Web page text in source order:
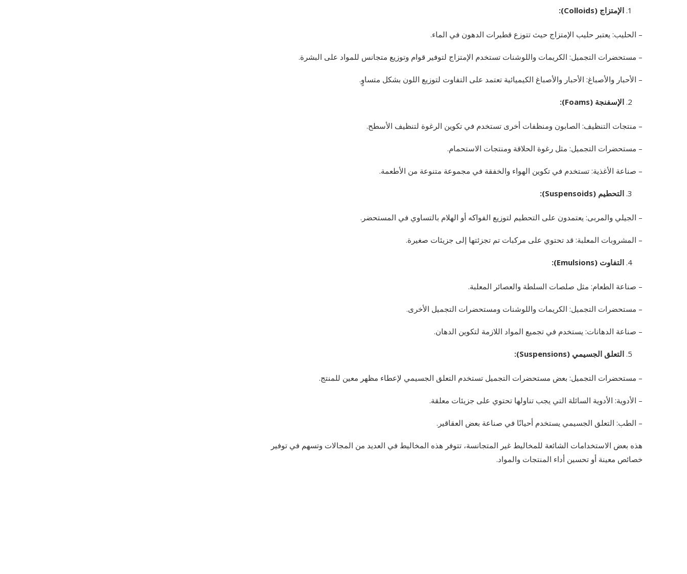
الإمتزاج (Colloids):
– الحليب: يعتبر حليب الإمتزاج حيث تتوزع قطيرات الدهون في الماء.
– مستحضرات التجميل: الكريمات واللوشنات تستخدم الإمتزاج لتوفير قوام وتوزيع متجانس للمواد على البشرة.
– الأحبار والأصباغ: الأحبار والأصباغ الكيميائية تعتمد على التفاوت لتوزيع اللون بشكل متساوٍ.
الإسفنجة (Foams):
– منتجات التنظيف: الصابون ومنظفات أخرى تستخدم في تكوين الرغوة لتنظيف الأسطح.
– مستحضرات التجميل: مثل رغوة الحلاقة ومنتجات الاستحمام.
– صناعة الأغذية: تستخدم في تكوين الهواء والخفقة في مجموعة متنوعة من الأطعمة.
التحطيم (Suspensoids):
– الجيلي والمربى: يعتمدون على التحطيم لتوزيع الفواكه أو الهلام بالتساوي في المستحضر.
– المشروبات المعلبة: قد تحتوي على مركبات تم تجزئتها إلى جزيئات صغيرة.
التفاوت (Emulsions):
– صناعة الطعام: مثل صلصات السلطة والعصائر المعلبة.
– مستحضرات التجميل: الكريمات واللوشنات ومستحضرات التجميل الأخرى.
– صناعة الدهانات: يستخدم في تجميع المواد اللازمة لتكوين الدهان.
التعلق الجسيمي (Suspensions):
– مستحضرات التجميل: بعض مستحضرات التجميل تستخدم التعلق الجسيمي لإعطاء مظهر معين للمنتج.
– الأدوية: الأدوية السائلة التي يجب تناولها تحتوي على جزيئات معلقة.
– الطب: التعلق الجسيمي يستخدم أحيانًا في صناعة بعض العقاقير.
هذه بعض الاستخدامات الشائعة للمخاليط غير المتجانسة، تتوفر هذه المخاليط في العديد من المجالات وتسهم في توفير
خصائص معينة أو تحسين أداء المنتجات والمواد.